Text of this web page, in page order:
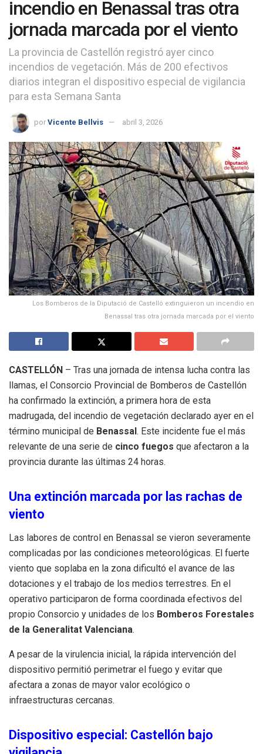
incendio en Benassal tras otra
jornada marcada por el viento
La provincia de Castellón registró ayer cinco
incendios de vegetación. Más de 200 efectivos
diarios integran el dispositivo especial de vigilancia
para esta Semana Santa
por Vicente Bellvis abril 3, 2026
Los Bomberos de la Diputació de Castelló extinguieron un incendio en
Benassal tras otra jornada marcada por el viento
CASTELLÓN – Tras una jornada de intensa lucha contra las
llamas, el Consorcio Provincial de Bomberos de Castellón
ha confirmado la extinción, a primera hora de esta
madrugada, del incendio de vegetación declarado ayer en el
término municipal de Benassal . Este incidente fue el más
relevante de una serie de cinco fuegos que afectaron a la
provincia durante las últimas 24 horas.
Una extinción marcada por las rachas de
viento
Las labores de control en Benassal se vieron severamente
complicadas por las condiciones meteorológicas. El fuerte
viento que soplaba en la zona dificultó el avance de las
dotaciones y el trabajo de los medios terrestres. En el
operativo participaron de forma coordinada efectivos del
propio Consorcio y unidades de los Bomberos Forestales
de la Generalitat Valenciana.
A pesar de la virulencia inicial, la rápida intervención del
dispositivo permitió perimetrar el fuego y evitar que
afectara a zonas de mayor valor ecológico o
infraestructuras cercanas.
Dispositivo especial: Castellón bajo